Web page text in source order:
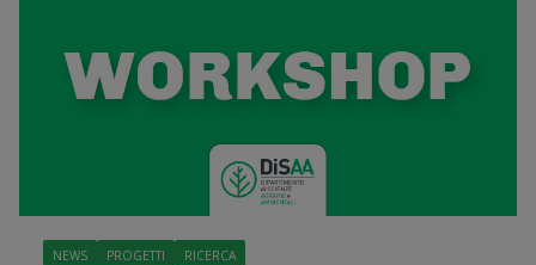
NEWS PROGETTI RICERCA